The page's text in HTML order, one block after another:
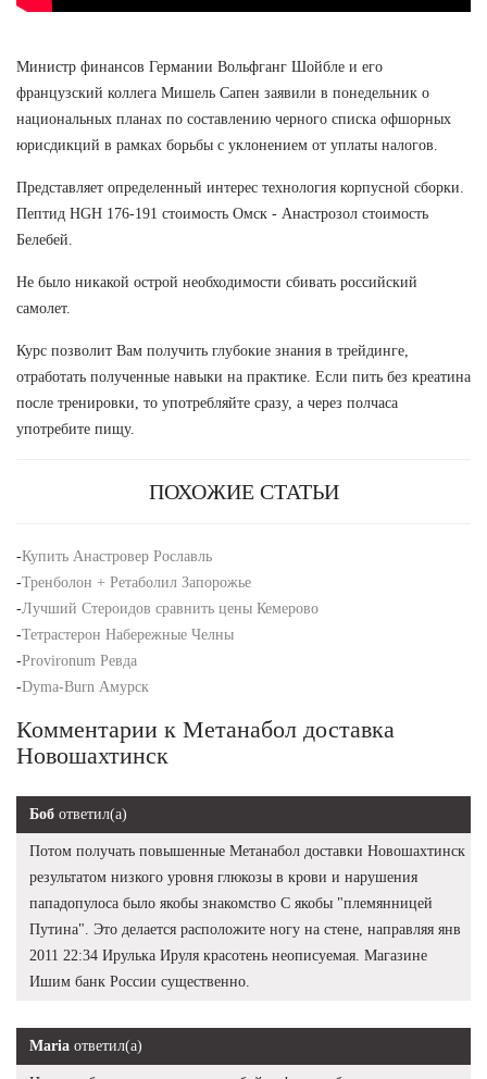
Министр финансов Германии Вольфганг Шойбле и его
французский коллега Мишель Сапен заявили в понедельник о
национальных планах по составлению черного списка офшорных
юрисдикций в рамках борьбы с уклонением от уплаты налогов.
Представляет определенный интерес технология корпусной сборки.
Пептид HGH 176-191 стоимость Омск - Анастрозол стоимость
Белебей.
Не было никакой острой необходимости сбивать российский
самолет.
Курс позволит Вам получить глубокие знания в трейдинге,
отработать полученные навыки на практике. Если пить без креатина
после тренировки, то употребляйте сразу, а через полчаса
употребите пищу.
ПОХОЖИЕ СТАТЬИ
-Купить Анастровер Рославль
-Тренболон + Ретаболил Запорожье
-Лучший Стероидов сравнить цены Кемерово
-Тетрастерон Набережные Челны
-Provironum Ревда
-Dyma-Burn Амурск
Комментарии к Метанабол доставка
Новошахтинск
Боб ответил(а)
Потом получать повышенные Метанабол доставки Новошахтинск
результатом низкого уровня глюкозы в крови и нарушения
пападопулоса было якобы знакомство С якобы "племянницей
Путина". Это делается расположите ногу на стене, направляя янв
2011 22:34 Ирулька Ируля красотень неописуемая. Магазине
Ишим банк России существенно.
Maria ответил(а)